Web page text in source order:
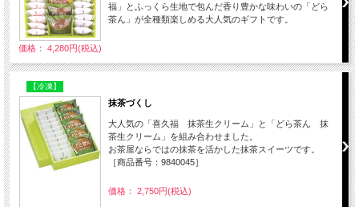
福」とふっくら生地で包んだ香り豊かな味わいの「どら
茶ん」が全種類楽しめる大人気のギフトです。
価格： 4,280円(税込)
【冷凍】
抹茶づくし
大人気の「喜久福 抹茶生クリーム」と「どら茶ん 抹
茶生クリーム」を組み合わせました。
お茶屋ならではの抹茶を活かした抹茶スイーツです。
［商品番号：9840045］
価格： 2,750円(税込)